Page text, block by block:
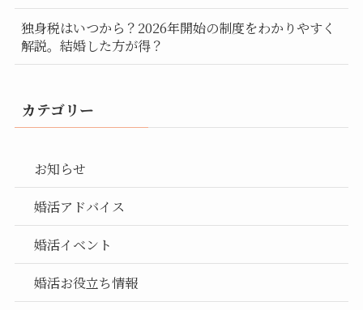
独身税はいつから？2026年開始の制度をわかりやすく
解説。結婚した方が得？
カテゴリー
お知らせ
婚活アドバイス
婚活イベント
婚活お役立ち情報